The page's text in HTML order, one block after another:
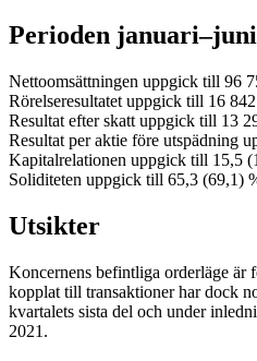
Perioden
Nettoomsättningen uppgick till 96
Rörelseresultatet uppgick till 16
Resultat efter skatt uppgick till 13
Resultat per aktie före utspädning
Kapitalrelationen uppgick till 15,5
Soliditeten uppgick till 65,3 (69,1)
Utsikter
Koncernens befintliga orderläge är
kopplat till transaktioner har dock
kvartalets sista del och under
2021.